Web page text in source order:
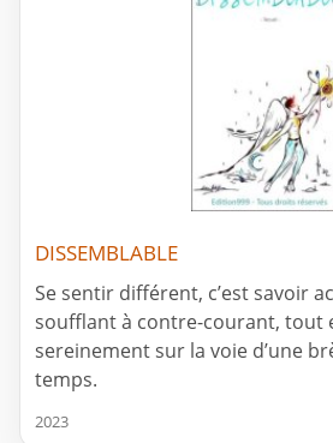
DISSEMBLABLE
Se sentir différent, c’est savoir
soufflant à contre-courant, tout
sereinement sur la voie d’une
temps.
2023